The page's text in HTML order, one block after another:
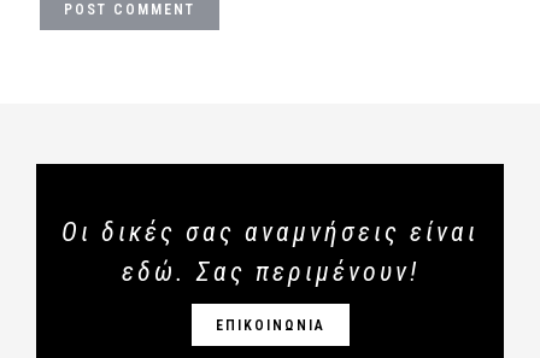
Οι δικές σας αναμνήσεις είναι
εδώ. Σας περιμένουν!
ΕΠΙΚΟΙΝΩΝΙΑ